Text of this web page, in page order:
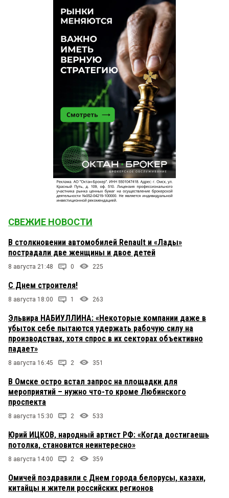
СВЕЖИЕ НОВОСТИ
В столкновении автомобилей Renault и «Лады»
пострадали две женщины и двое детей
8 августа 21:48 0 225
С Днем строителя!
8 августа 18:00 1 263
Эльвира НАБИУЛЛИНА: «Некоторые компании даже в
убыток себе пытаются удержать рабочую силу на
производствах, хотя спрос в их секторах объективно
падает»
8 августа 16:45 2 351
В Омске остро встал запрос на площадки для
мероприятий – нужно что-то кроме Любинского
проспекта
8 августа 15:30 2 533
Юрий ИЦКОВ, народный артист РФ: «Когда достигаешь
потолка, становится неинтересно»
8 августа 14:00 2 359
Омичей поздравили с Днем города белорусы, казахи,
китайцы и жители российских регионов